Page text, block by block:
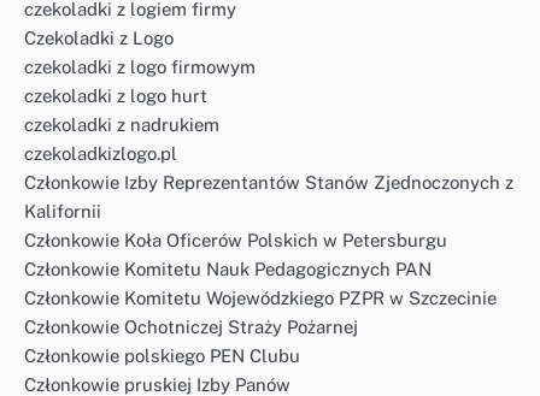
czekoladki z logiem firmy
Czekoladki z Logo
czekoladki z logo firmowym
czekoladki z logo hurt
czekoladki z nadrukiem
czekoladkizlogo.pl
Członkowie Izby Reprezentantów Stanów Zjednoczonych z
Kalifornii
Członkowie Koła Oficerów Polskich w Petersburgu
Członkowie Komitetu Nauk Pedagogicznych PAN
Członkowie Komitetu Wojewódzkiego PZPR w Szczecinie
Członkowie Ochotniczej Straży Pożarnej
Członkowie polskiego PEN Clubu
Członkowie pruskiej Izby Panów